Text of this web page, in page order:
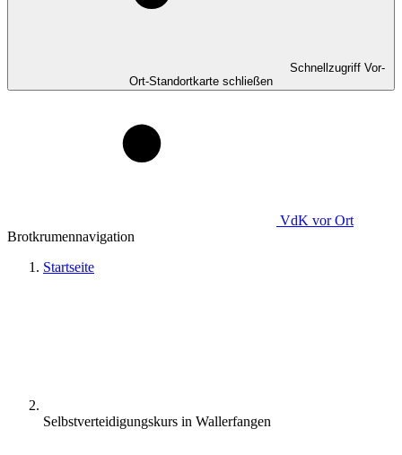
Schnellzugriff Vor-
Ort-Standortkarte schließen
VdK vor Ort
Brotkrumennavigation
Startseite
Selbstverteidigungskurs in Wallerfangen